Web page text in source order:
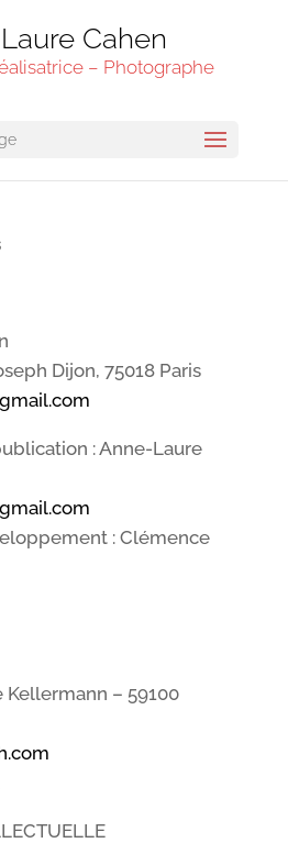
Cahen
– Photographe
Dijon, 75018 Paris
: Anne-Laure
: Clémence
Kellermann – 59100